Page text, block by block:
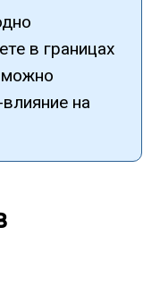
в границах
можно
на